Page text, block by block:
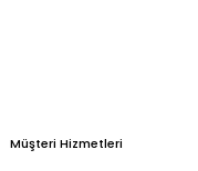
Müşteri Hizmetleri